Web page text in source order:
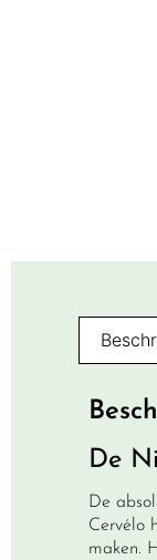
De
De
Cervélo
maken.